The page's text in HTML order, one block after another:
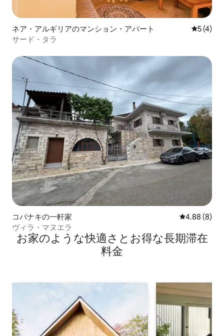
ネア・アルギリアのマンション・アパート レビュー
5 (4)
サード・タラ
コパナキの一軒家 レビュー8件
4.88 (8)
ヴィラ・マヌエラ
お家のような快⁠適⁠さ⁠とお⁠得⁠な長⁠期⁠滞⁠在
料⁠金